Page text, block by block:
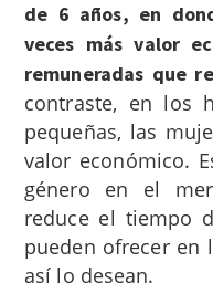
de 6 años, en
veces más valor
remuneradas que
contraste, en los
pequeñas, las
valor económico.
género en el
reduce el tiempo
pueden ofrecer en
así lo desean.